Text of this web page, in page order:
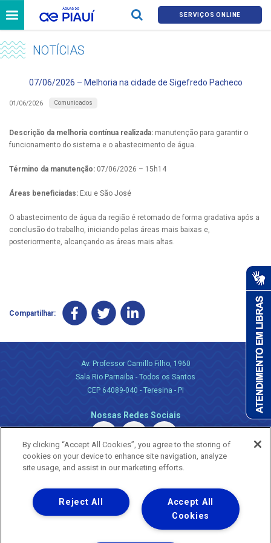
SERVIÇOS ONLINE
NOTÍCIAS
07/06/2026 – Melhoria na cidade de Sigefredo Pacheco
01/06/2026 Comunicados
Descrição da melhoria contínua realizada: manutenção para garantir o
funcionamento do sistema e o abastecimento de água.
Término da manutenção: 07/06/2026 – 15h14
Áreas beneficiadas: Exu e São José
O abastecimento de água da região é retomado de forma gradativa após a
conclusão do trabalho, iniciando pelas áreas mais baixas e,
posteriormente, alcançando as áreas mais altas.
Compartilhar:
Av. Professor Camillo Filho, 1960
Sala Rio Parnaiba - Todos os Santos
CEP 64089-040 - Teresina - PI
Nossas Redes Sociais
Uma empresa
Copyright ® 2026 - Todos os Direitos Reservados.
Nossa natureza movimenta a vida
By clicking “Accept All Cookies”, you agree to the storing of
cookies on your device to enhance site navigation, analyze
site usage, and assist in our marketing efforts.
Accept All
Cookies
Reject All